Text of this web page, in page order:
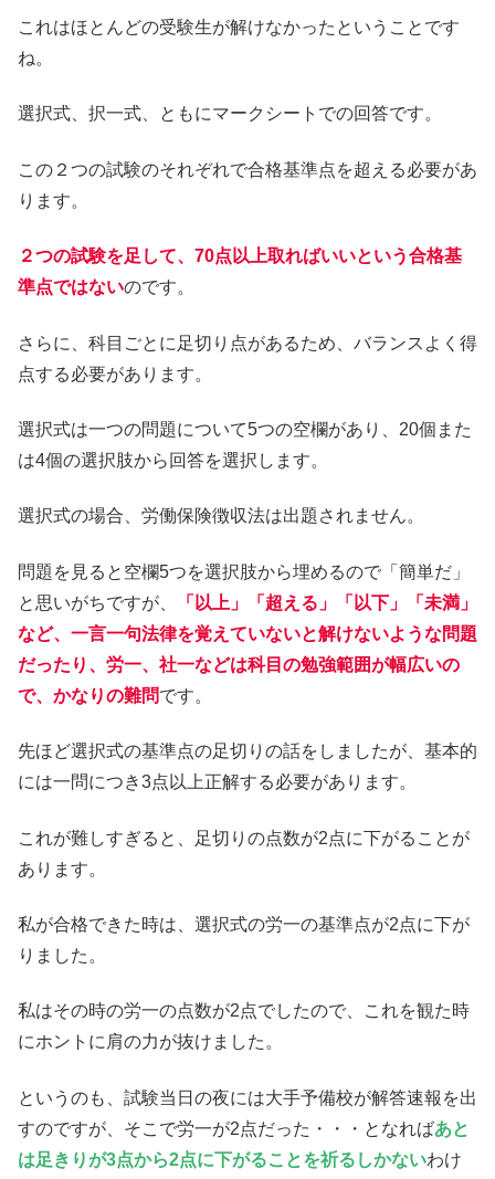
これはほとんどの受験生が解けなかったということです
ね。
選択式、択一式、ともにマークシートでの回答です。
この２つの試験のそれぞれで合格基準点を超える必要があ
ります。
２つの試験を足して、70点以上取ればいいという合格基
準点ではないのです。
さらに、科目ごとに足切り点があるため、バランスよく得
点する必要があります。
選択式は一つの問題について5つの空欄があり、20個また
は4個の選択肢から回答を選択します。
選択式の場合、労働保険徴収法は出題されません。
問題を見ると空欄5つを選択肢から埋めるので「簡単だ」
と思いがちですが、
「以上」「超える」「以下」「未満」
など、一言一句法律を覚えていないと解けないような問題
だったり、労一、社一などは科目の勉強範囲が幅広いの
で、かなりの難問です。
先ほど選択式の基準点の足切りの話をしましたが、基本的
には一問につき3点以上正解する必要があります。
これが難しすぎると、足切りの点数が2点に下がることが
あります。
私が合格できた時は、選択式の労一の基準点が2点に下が
りました。
私はその時の労一の点数が2点でしたので、これを観た時
にホントに肩の力が抜けました。
というのも、試験当日の夜には大手予備校が解答速報を出
すのですが、そこで労一が2点だった・・・となればあと
は足きりが3点から2点に下がることを祈るしかないわけ